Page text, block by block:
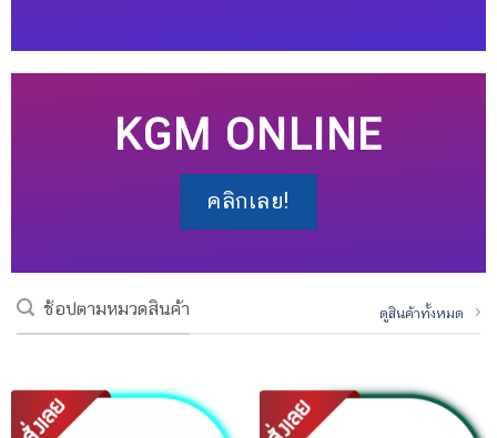
KGM ONLINE
คลิกเลย!
ช้อปตามหมวดสินค้า ดูสินค้าทั้งหมด